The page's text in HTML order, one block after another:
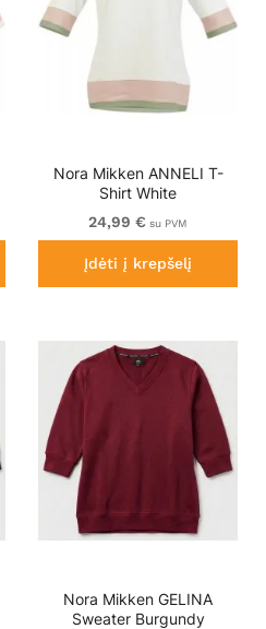
Nora Mikken ANNELI T-
Shirt White
24,99 € su PVM
Įdėti į krepšelį
Nora Mikken GELINA
Sweater Burgundy